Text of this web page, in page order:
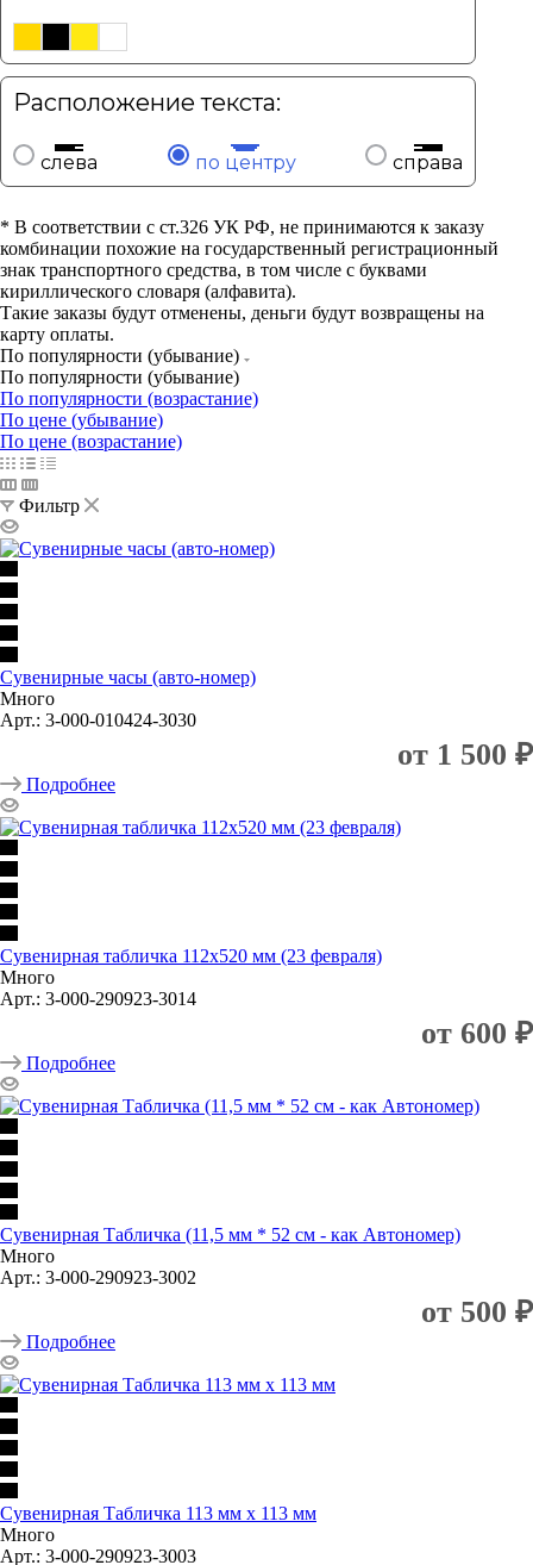
Расположение текста:
слева по центру справа
* В соответствии с ст.326 УК РФ, не принимаются к заказу
комбинации похожие на государственный регистрационный
знак транспортного средства, в том числе с буквами
кириллического словаря (алфавита).
Такие заказы будут отменены, деньги будут возвращены на
карту оплаты.
По популярности (убывание)
По популярности (убывание)
По популярности (возрастание)
По цене (убывание)
По цене (возрастание)
Фильтр
Сувенирные часы (авто-номер)
Много
Арт.: 3-000-010424-3030
от 1 500 ₽
Подробнее
Сувенирная табличка 112х520 мм (23 февраля)
Много
Арт.: 3-000-290923-3014
от 600 ₽
Подробнее
Сувенирная Табличка (11,5 мм * 52 см - как Автономер)
Много
Арт.: 3-000-290923-3002
от 500 ₽
Подробнее
Сувенирная Табличка 113 мм х 113 мм
Много
Арт.: 3-000-290923-3003